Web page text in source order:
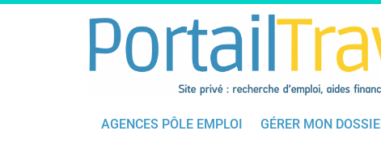
AGENCES PÔLE EMPLOI GÉRER MON